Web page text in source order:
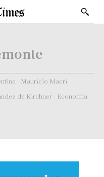
Mauricio Macri
de Kirchner
Economía